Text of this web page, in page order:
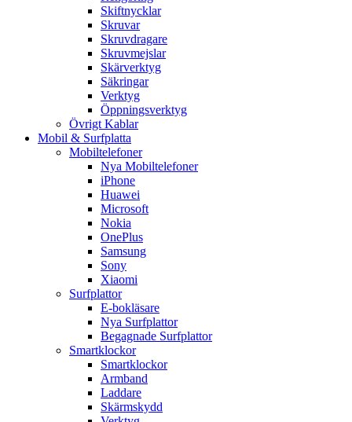
Skiftnycklar
Skruvar
Skruvdragare
Skruvmejslar
Skärverktyg
Säkringar
Verktyg
Öppningsverktyg
Övrigt Kablar
Mobil & Surfplatta
Mobiltelefoner
Nya Mobiltelefoner
iPhone
Huawei
Microsoft
Nokia
OnePlus
Samsung
Sony
Xiaomi
Surfplattor
E-bokläsare
Nya Surfplattor
Begagnade Surfplattor
Smartklockor
Smartklockor
Armband
Laddare
Skärmskydd